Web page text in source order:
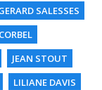
SALESSES
JEAN STOUT
LILIANE DAVIS